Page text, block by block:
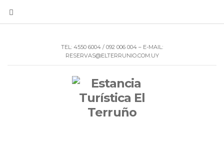
TEL: 4550 6004 / 092 006 004 – E-MAIL:
RESERVAS@ELTERRUNIO.COM.UY